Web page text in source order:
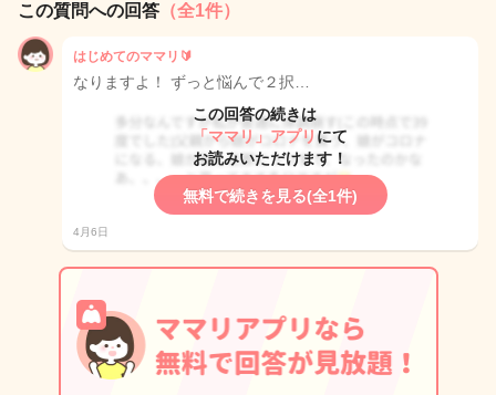
この質問への回答 （全1件）
はじめてのママリ🔰
なりますよ！ ずっと悩んで２択…
この回答の続きは
「ママリ」アプリ にて
お読みいただけます！
無料で続きを見る(全1件)
4月6日